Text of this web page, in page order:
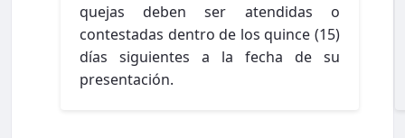
quejas deben ser atendidas o
contestadas dentro de los quince (15)
días siguientes a la fecha de su
presentación.